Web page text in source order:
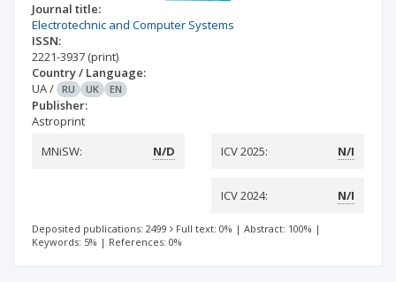
Journal title:
Electrotechnic and Computer Systems
ISSN:
2221-3937 (print)
Country / Language:
UA/ RU UK EN
Publisher:
Astroprint
MNiSW:
N/D ICV 2025: N/I
ICV 2024: N/I
Deposited publications: 2499 Full text: 0% | Abstract: 100% |
Keywords: 5% | References: 0%